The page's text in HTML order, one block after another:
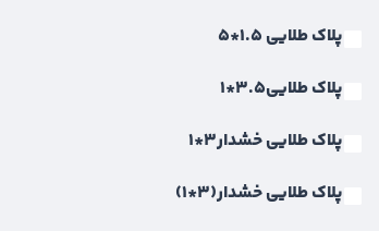
پلاک طلایی 1.5*5
پلاک طلایی3.5*1
پلاک طلایی خشدار3*1
پلاک طلایی خشدار(3*1)